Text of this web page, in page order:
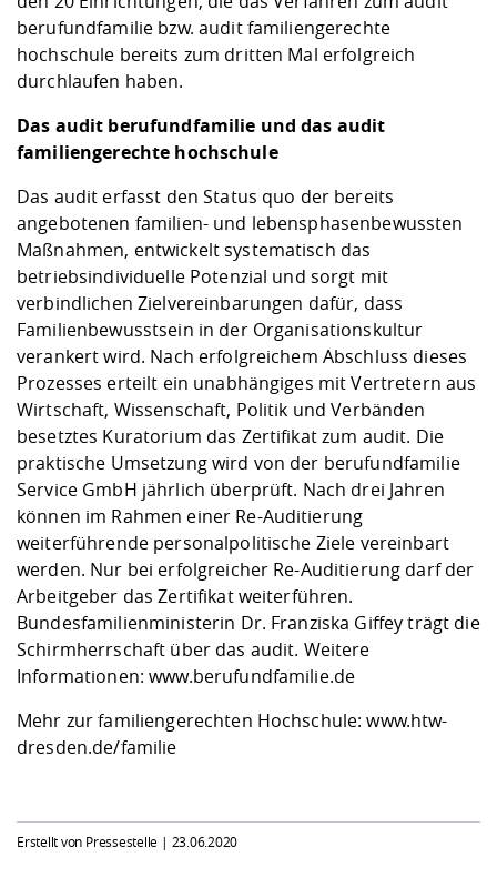
berufundfamilie bzw. audit familiengerechte
hochschule bereits zum dritten Mal erfolgreich
durchlaufen haben.
Das audit berufundfamilie und das audit
familiengerechte hochschule
Das audit erfasst den Status quo der bereits
angebotenen familien- und lebensphasenbewussten
Maßnahmen, entwickelt systematisch das
betriebsindividuelle Potenzial und sorgt mit
verbindlichen Zielvereinbarungen dafür, dass
Familienbewusstsein in der Organisationskultur
verankert wird. Nach erfolgreichem Abschluss dieses
Prozesses erteilt ein unabhängiges mit Vertretern aus
Wirtschaft, Wissenschaft, Politik und Verbänden
besetztes Kuratorium das Zertifikat zum audit. Die
praktische Umsetzung wird von der berufundfamilie
Service GmbH jährlich überprüft. Nach drei Jahren
können im Rahmen einer Re-Auditierung
weiterführende personalpolitische Ziele vereinbart
werden. Nur bei erfolgreicher Re-Auditierung darf der
Arbeitgeber das Zertifikat weiterführen.
Bundesfamilienministerin Dr. Franziska Giffey trägt die
Schirmherrschaft über das audit. Weitere
Informationen:www.berufundfamilie.de
Mehr zur familiengerechten Hochschule:www.htw-
dresden.de/familie
Erstellt von Pressestelle | 23.06.2020